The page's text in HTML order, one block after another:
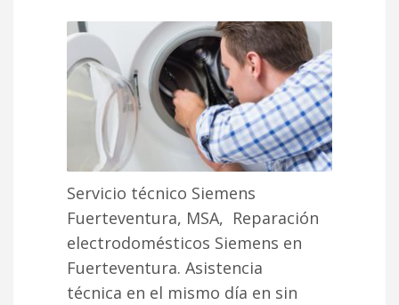
Servicio técnico Siemens
Fuerteventura, MSA, Reparación
electrodomésticos Siemens en
Fuerteventura. Asistencia
técnica en el mismo día en sin